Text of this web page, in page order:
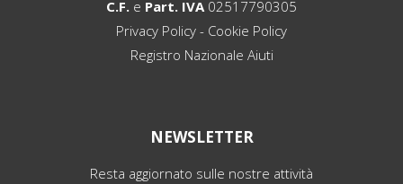
C.F. e Part. IVA02517790305
Privacy Policy - Cookie Policy
Registro Nazionale Aiuti
NEWSLETTER
Resta aggiornato sulle nostre attività